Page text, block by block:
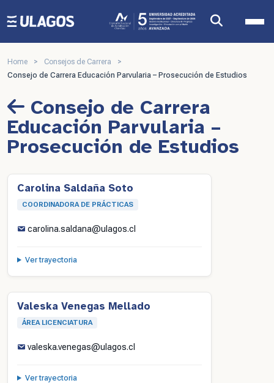
Ulagos Template
Home > Consejos de Carrera
>
Consejo de Carrera Educación Parvularia – Prosecución de Estudios
Consejo de Carrera
Educación Parvularia –
Prosecución de Estudios
Carolina Saldaña Soto
COORDINADORA DE PRÁCTICAS
carolina.saldana@ulagos.cl
Ver trayectoria
Valeska Venegas Mellado
ÁREA LICENCIATURA
valeska.venegas@ulagos.cl
Ver trayectoria